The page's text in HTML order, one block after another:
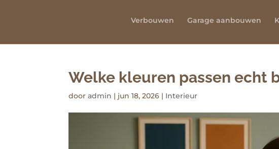
Verbouwen Garage aanbouwen
Welke kleuren passen echt
door admin | jun 18, 2026| Interieur